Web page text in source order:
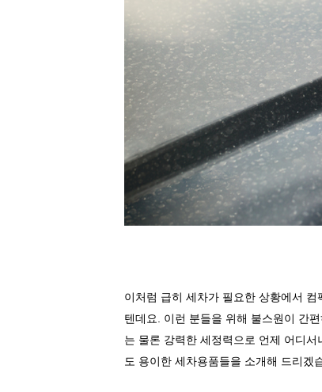
이처럼 급히 세차가 필요한 상황에서
텐데요
이런 분들을 위해 불스원이 간
는 물론 강력한 세정력으로 언제 어디
도 용이한 세차용품들을 소개해 드리겠